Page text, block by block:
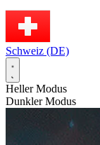
Schweiz (DE)
Heller Modus
Dunkler Modus